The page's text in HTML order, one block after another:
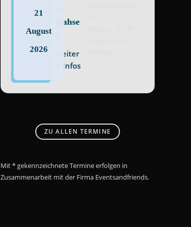
21
August
2026
Rahse
weiter
e Infos
ZU ALLEN TERMINE
Mit * gekennzeichnete Termine erfolgen in
Zusammenarbeit mit der Firma Eventsandfriends.